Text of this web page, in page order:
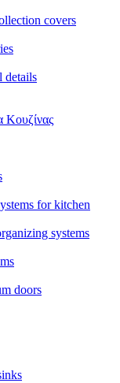
covers
details
Κουζίνας
for kitchen
systems
doors